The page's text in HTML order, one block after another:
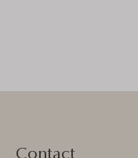
Contact